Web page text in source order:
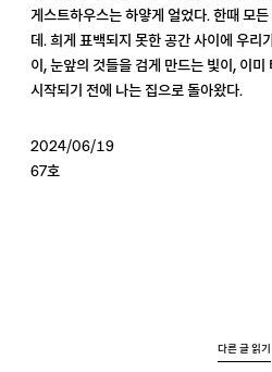
게스트하우스는 하얗게 얼었다. 한때 모
데. 희게 표백되지 못한 공간 사이에 우리
이, 눈앞의 것들을 검게 만드는 빛이, 이
시작되기 전에 나는 집으로 돌아왔다.
2024/06/19
67호
다른 글 읽기